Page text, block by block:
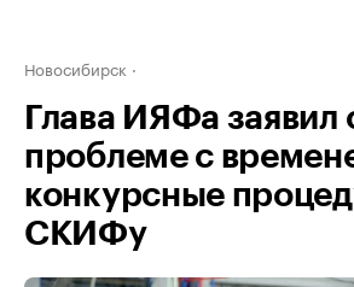
Новосибирск
Глава ИЯФа заявил
проблеме с
конкурсные
СКИФу